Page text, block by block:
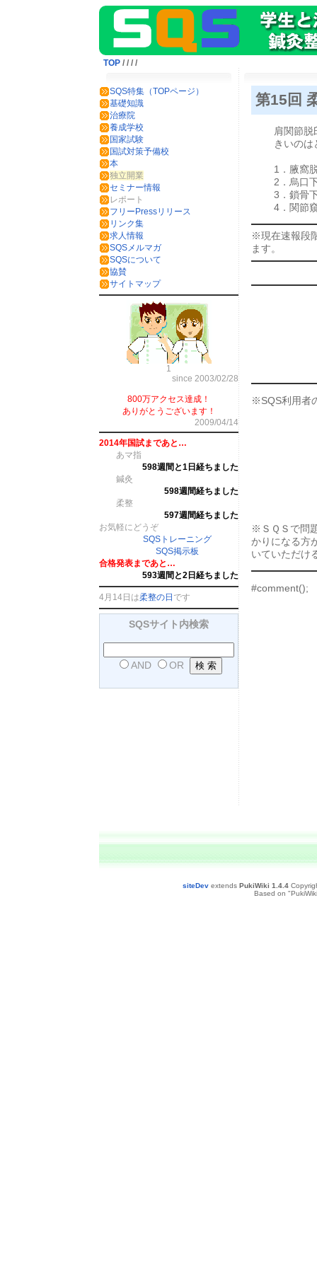
TOP / / / /
SQS特集（TOPページ）
基礎知識
治療院
養成学校
国家試験
国試対策予備校
本
独立開業
セミナー情報
レポート
フリーPressリリース
リンク集
求人情報
SQSメルマガ
SQSについて
協賛
サイトマップ
1
since 2003/02/28
800万アクセス達成！
ありがとうございます！
2009/04/14
2014年国試まであと…
あマ指
598週間と1日経ちました
鍼灸
598週間経ちました
柔整
597週間経ちました
お気軽にどうぞ
SQSトレーニング
SQS掲示板
合格発表まであと…
593週間と2日経ちました
4月14日は柔整の日 です
SQSサイト内検索
AND OR
第15回
肩関節
きいのは
1．腋窩
2．烏口
3．鎖骨
4．関節
※現在速報段
ます。
※SQS利用者
※ＳＱＳで問
かりになる方
いていただけ
#comment();
siteDev extends PukiWiki 1.4.4
Based on